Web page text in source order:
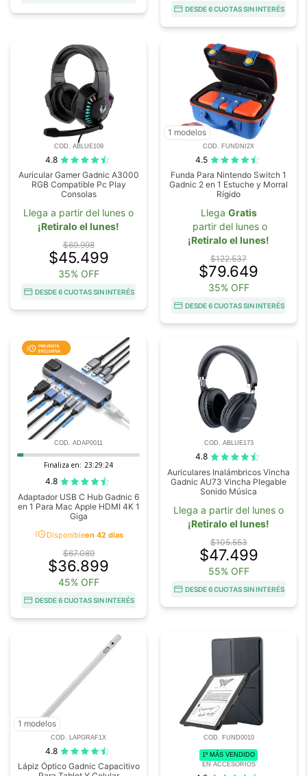
DESDE 6 CUOTAS SIN INTERÉS
COD. ABLUE109
4.8
Auricular Gamer Gadnic A3000
RGB Compatible Pc Play
Consolas
Llega a partir del lunes o
¡Retiralo el lunes!
$69.998
$45.499
35% OFF
DESDE 6 CUOTAS SIN INTERÉS
1 modelos
COD. FUNDNI2X
4.5
Funda Para Nintendo Switch 1
Gadnic 2 en 1 Estuche y Morral
Rígido
Llega Gratis
partir del lunes o
¡Retiralo el lunes!
$122.537
$79.649
35% OFF
DESDE 6 CUOTAS SIN INTERÉS
COD. ADAP0011
Finaliza en: 23:29:21
4.8
Adaptador USB C Hub Gadnic 6
en 1 Para Mac Apple HDMI 4K 1
Giga
acuteDisponibleen 42 días
$67.089
$36.899
45% OFF
DESDE 6 CUOTAS SIN INTERÉS
COD. ABLUE173
4.8
Auriculares Inalámbricos Vincha
Gadnic AU73 Vincha Plegable
Sonido Música
Llega a partir del lunes o
¡Retiralo el lunes!
$105.553
$47.499
55% OFF
DESDE 6 CUOTAS SIN INTERÉS
1 modelos
COD. LAPGRAF1X
4.8
Lápiz Óptico Gadnic Capacitivo
COD. FUND0010
1º MÁS VENDIDO
EN ACCESORIOS